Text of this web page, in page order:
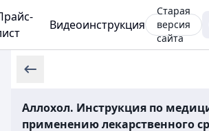
Видеоинструкция
Старая
версия
сайта
Аллохол. Инструкция по
применению лекарственного